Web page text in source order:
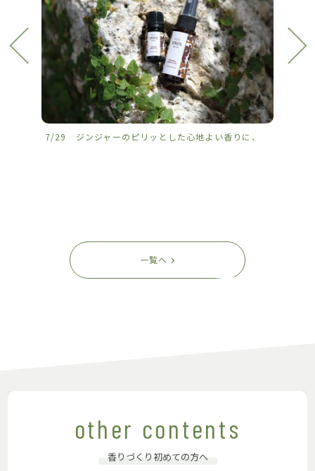
7/29 ジンジャーのピリッとした心地よい香りに、
一覧へ
other contents
香りづくり初めての方へ